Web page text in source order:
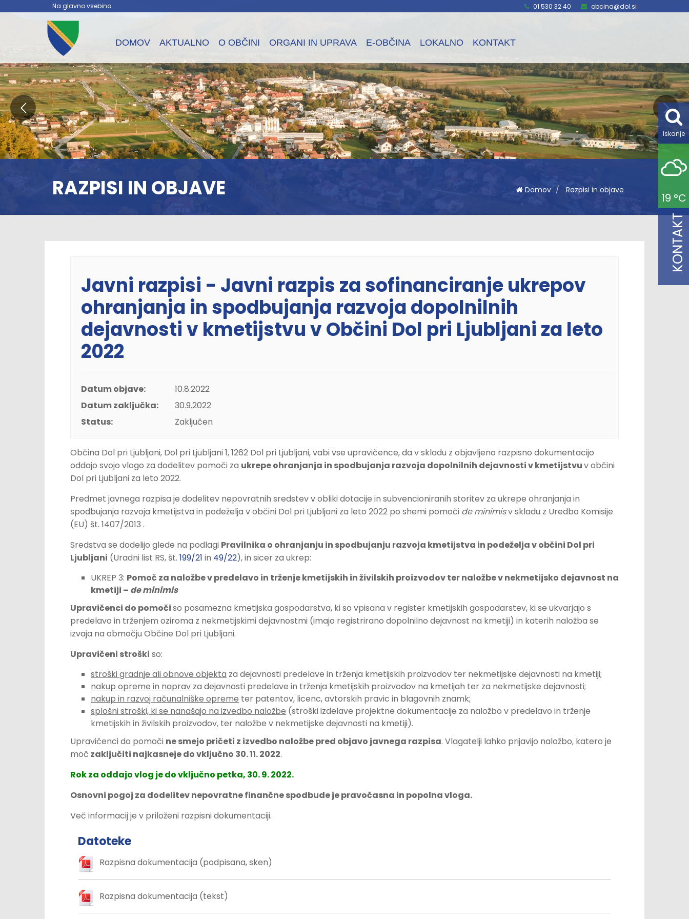
Na glavno vsebino 01 530 32 40 obcina@dol.si
DOMOV AKTUALNO O OBČINI ORGANI IN UPRAVA E-OBČINA LOKALNO KONTAKT
Iskanje
19 °C
KONTAKT
RAZPISI IN OBJAVE Domov Razpisi in objave
Javni razpisi - Javni razpis za sofinanciranje ukrepov
ohranjanja in spodbujanja razvoja dopolnilnih
dejavnosti v kmetijstvu v Občini Dol pri Ljubljani za leto
2022
Datum objave:
10.8.2022
Datum zaključka:
30.9.2022
Status:
Zaključen
Občina Dol pri Ljubljani, Dol pri Ljubljani 1, 1262 Dol pri Ljubljani, vabi vse upravičence, da v skladu z objavljeno razpisno dokumentacijo
oddajo svojo vlogo za dodelitev pomoči za ukrepe ohranjanja in spodbujanja razvoja dopolnilnih dejavnosti v kmetijstvuv občini
Dol pri Ljubljani za leto 2022.
Predmet javnega razpisa je dodelitev nepovratnih sredstev v obliki dotacije in subvencioniranih storitev za ukrepe ohranjanja in
spodbujanja razvoja kmetijstva in podeželja v občini Dol pri Ljubljani za leto 2022 po shemi pomoči de minimisv skladu z Uredbo Komisije
(EU) št. 1407/2013 .
Sredstva se dodelijo glede na podlagi Pravilnika o ohranjanju in spodbujanju razvoja kmetijstva in podeželja v občini Dol pri
Ljubljani (Uradni list RS, št. 199/21 in 49/22), in sicer za ukrep:
UKREP 3: Pomoč za naložbe v predelavo in trženje kmetijskih in živilskih proizvodov ter naložbe v nekmetijsko dejavnost na
kmetiji – de minimis
Upravičenci do pomočiso posamezna kmetijska gospodarstva, ki so vpisana v register kmetijskih gospodarstev, ki se ukvarjajo s
predelavo in trženjem oziroma z nekmetijskimi dejavnostmi (imajo registrirano dopolnilno dejavnost na kmetiji) in katerih naložba se
izvaja na območju Občine Dol pri Ljubljani.
Upravičeni stroški so:
stroški gradnje ali obnove objekta za dejavnosti predelave in trženja kmetijskih proizvodov ter nekmetijske dejavnosti na kmetiji;
nakup opreme in naprav za dejavnosti predelave in trženja kmetijskih proizvodov na kmetijah ter za nekmetijske dejavnosti;
nakup in razvoj računalniške opreme ter patentov, licenc, avtorskih pravic in blagovnih znamk;
splošni stroški, ki se nanašajo na izvedbo naložbe (stroški izdelave projektne dokumentacije za naložbo v predelavo in trženje
kmetijskih in živilskih proizvodov, ter naložbe v nekmetijske dejavnosti na kmetiji).
Upravičenci do pomoči ne smejo pričeti z izvedbo naložbe pred objavo javnega razpisa. Vlagatelji lahko prijavijo naložbo, katero je
moč zaključiti najkasneje do vključno 30. 11. 2022.
Rok za oddajo vlog je do vključno petka, 30. 9. 2022.
Osnovni pogoj za dodelitev nepovratne finančne spodbude je pravočasna in popolna vloga.
Več informacij je v priloženi razpisni dokumentaciji.
Datoteke
Razpisna dokumentacija (podpisana, sken)
Razpisna dokumentacija (tekst)